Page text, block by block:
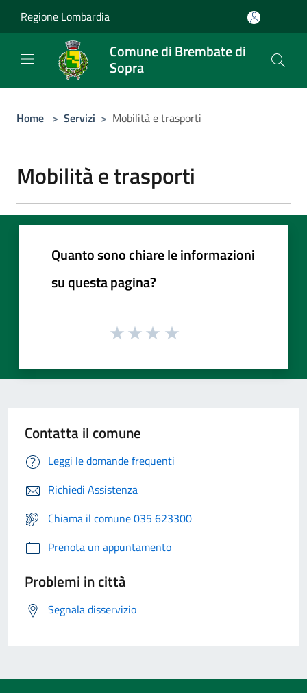
Regione Lombardia
Comune di Brembate di
Sopra
Home > Servizi > Mobilità e trasporti
Mobilità e trasporti
Quanto sono chiare le informazioni
su questa pagina?
Contatta il comune
Leggi le domande frequenti
Richiedi Assistenza
Chiama il comune 035 623300
Prenota un appuntamento
Problemi in città
Segnala disservizio